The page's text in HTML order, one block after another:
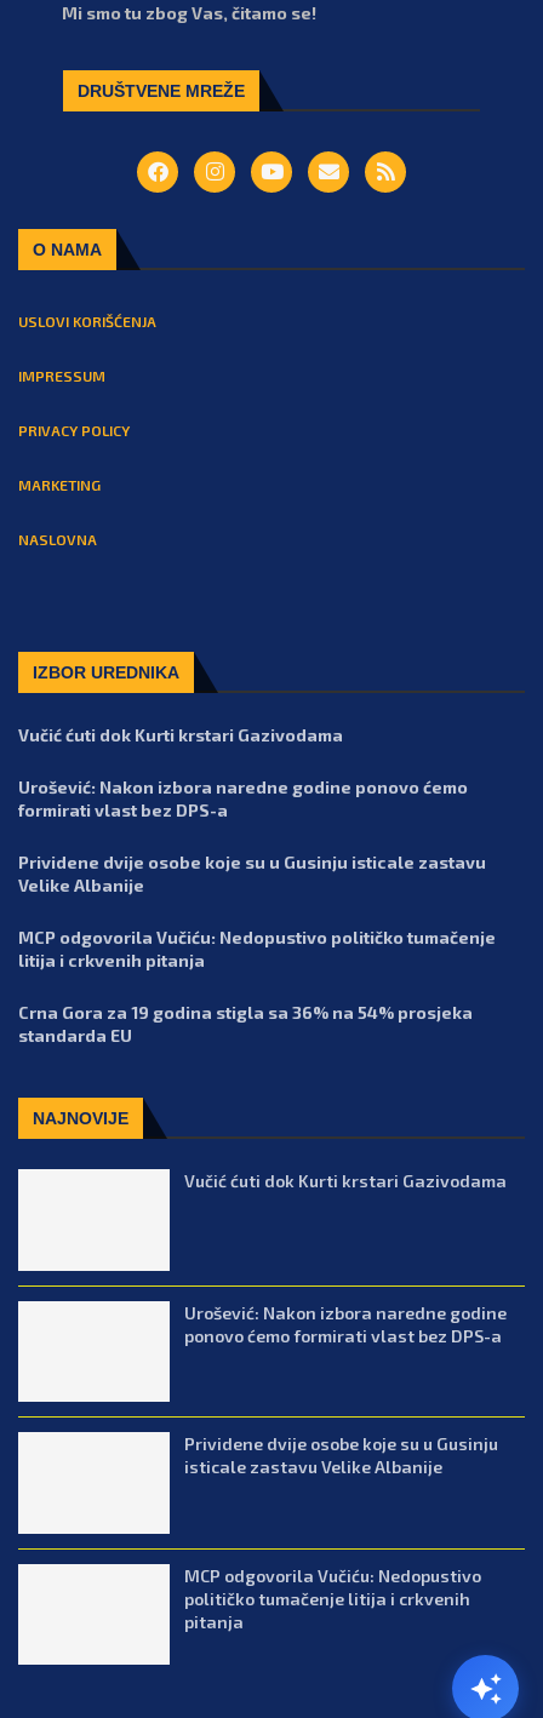
Mi smo tu zbog Vas, čitamo se!
DRUŠTVENE MREŽE
O NAMA
USLOVI KORIŠĆENJA
IMPRESSUM
PRIVACY POLICY
MARKETING
NASLOVNA
IZBOR UREDNIKA
Vučić ćuti dok Kurti krstari Gazivodama
Urošević: Nakon izbora naredne godine ponovo ćemo
formirati vlast bez DPS-a
Prividene dvije osobe koje su u Gusinju isticale zastavu
Velike Albanije
MCP odgovorila Vučiću: Nedopustivo političko tumačenje
litija i crkvenih pitanja
Crna Gora za 19 godina stigla sa 36% na 54% prosjeka
standarda EU
NAJNOVIJE
Vučić ćuti dok Kurti krstari Gazivodama
Urošević: Nakon izbora naredne godine
ponovo ćemo formirati vlast bez DPS-a
Prividene dvije osobe koje su u Gusinju
isticale zastavu Velike Albanije
MCP odgovorila Vučiću: Nedopustivo
političko tumačenje litija i crkvenih
pitanja